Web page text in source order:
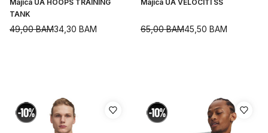
Majica UA HOOPS TRAINING
TANK
34,30 BAM
49,00BAM
Majica UA VELOCITI SS
45,50 BAM
65,00BAM